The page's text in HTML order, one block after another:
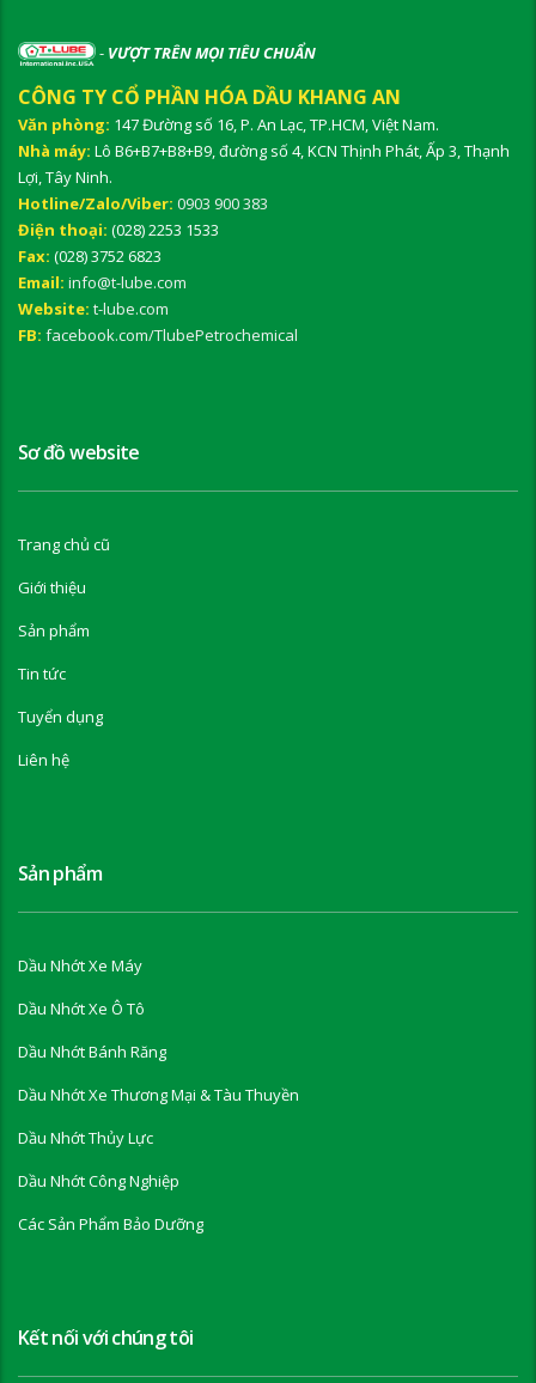
- VƯỢT TRÊN MỌI TIÊU CHUẨN
CÔNG TY CỔ PHẦN HÓA DẦU KHANG AN
Văn phòng: 147 Đường số 16, P. An Lạc, TP.HCM, Việt Nam.
Nhà máy: Lô B6+B7+B8+B9, đường số 4, KCN Thịnh Phát, Ấp 3, Thạnh
Lợi, Tây Ninh.
Hotline/Zalo/Viber: 0903 900 383
Điện thoại: (028) 2253 1533
Fax: (028) 3752 6823
Email: info@t-lube.com
Website: t-lube.com
FB: facebook.com/TlubePetrochemical
Sơ đồ website
Trang chủ cũ
Giới thiệu
Sản phẩm
Tin tức
Tuyển dụng
Liên hệ
Sản phẩm
Dầu Nhớt Xe Máy
Dầu Nhớt Xe Ô Tô
Dầu Nhớt Bánh Răng
Dầu Nhớt Xe Thương Mại & Tàu Thuyền
Dầu Nhớt Thủy Lực
Dầu Nhớt Công Nghiệp
Các Sản Phẩm Bảo Dưỡng
Kết nối với chúng tôi